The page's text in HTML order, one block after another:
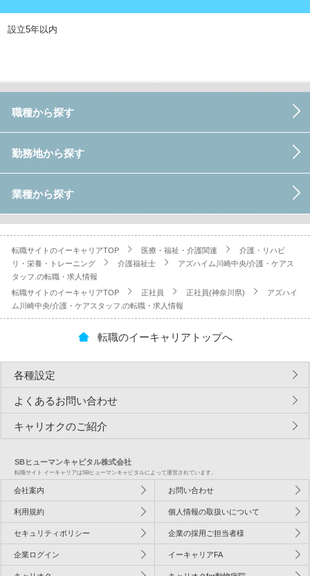
設立5年以内
職種から探す
勤務地から探す
業種から探す
転職サイトのイーキャリアTOP 医療・福祉・介護関連
介護・リハビ
リ・栄養・トレーニング
介護福祉士
アズハイム川崎中央/介護・ケアス
タッフ.の転職・求人情報
転職サイトのイーキャリアTOP
正社員 正社員(神奈川県)
アズハイ
ム川崎中央/介護・ケアスタッフ.の転職・求人情報
転職のイーキャリアトップへ
各種設定
よくあるお問い合わせ
キャリオクのご紹介
SBヒューマンキャピタル株式会社
転職サイト イーキャリアはSBヒューマンキャピタルによって運営されています。
会社案内 お問い合わせ
利用規約 個人情報の取扱いについて
セキュリティポリシー 企業の採用ご担当者様
企業ログイン イーキャリアFA